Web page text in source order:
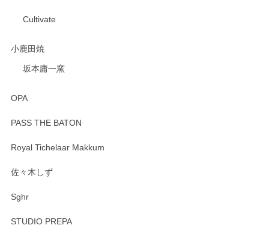
Cultivate
小鹿田焼
坂本庸一窯
OPA
PASS THE BATON
Royal Tichelaar Makkum
佐々木しず
Sghr
STUDIO PREPA